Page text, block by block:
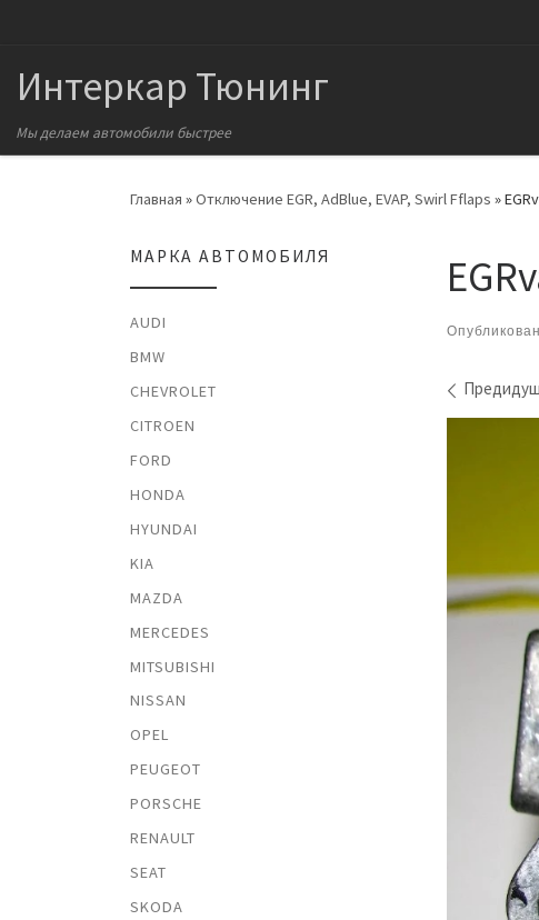
Интеркар Тюнинг
Мы делаем автомобили быстрее
Главная »Отключение EGR, AdBlue, EVAP, Swirl Fflaps »
МАРКА АВТОМОБИЛЯ
AUDI
BMW
CHEVROLET
CITROEN
FORD
HONDA
HYUNDAI
KIA
MAZDA
MERCEDES
MITSUBISHI
NISSAN
OPEL
PEUGEOT
PORSCHE
RENAULT
SEAT
SKODA